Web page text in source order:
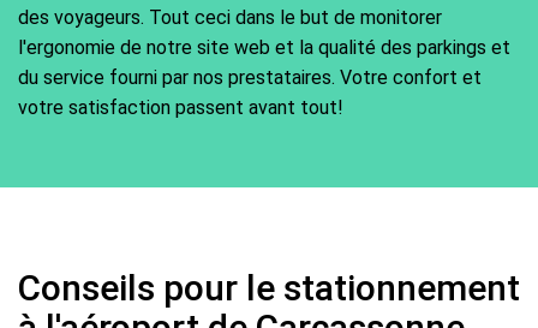
des voyageurs. Tout ceci dans le but de monitorer
l'ergonomie de notre site web et la qualité des parkings et
du service fourni par nos prestataires. Votre confort et
votre satisfaction passent avant tout!
Conseils pour le stationnement